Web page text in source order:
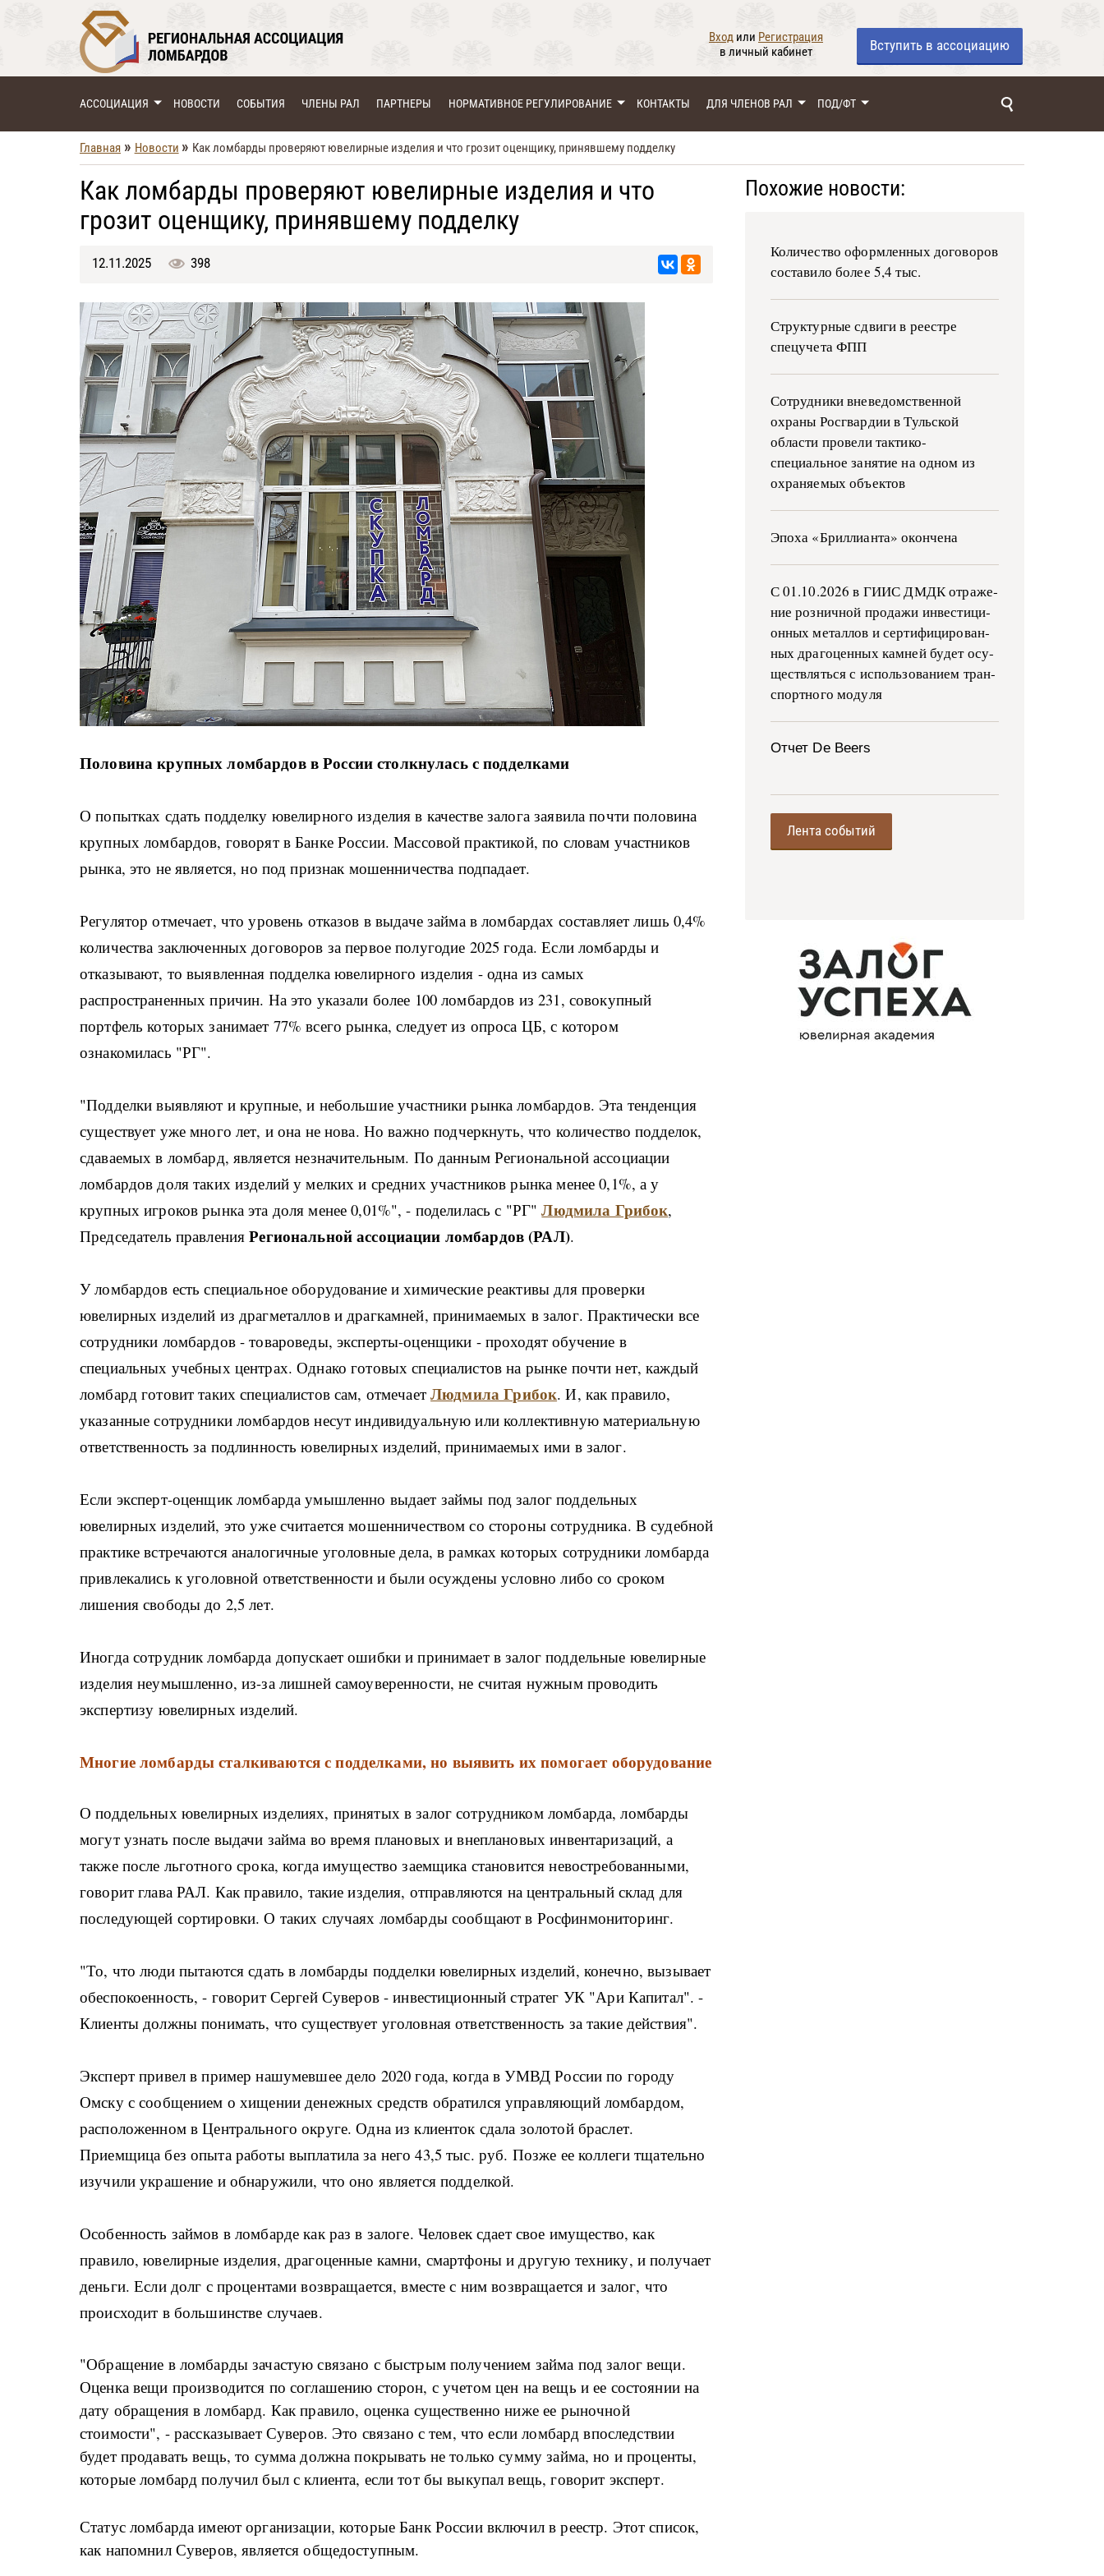
Вход или Регистрация
в личный кабинет
Вступить в ассоциацию
АССОЦИАЦИЯ НОВОСТИ СОБЫТИЯ ЧЛЕНЫ РАЛ ПАРТНЕРЫ НОРМАТИВНОЕ РЕГУЛИРОВАНИЕ КОНТАКТЫ ДЛЯ ЧЛЕНОВ РАЛ ПОД/ФТ
Главная » Новости » Как ломбарды проверяют ювелирные изделия и что грозит оценщику, принявшему подделку
Как ломбарды проверяют ювелирные изделия и что
грозит оценщику, принявшему подделку
12.11.2025 398
Половина крупных ломбардов в России столкнулась с подделками
О попытках сдать подделку ювелирного изделия в качестве залога заявила почти половина
крупных ломбардов, говорят в Банке России. Массовой практикой, по словам участников
рынка, это не является, но под признак мошенничества подпадает.
Регулятор отмечает, что уровень отказов в выдаче займа в ломбардах составляет лишь 0,4%
количества заключенных договоров за первое полугодие 2025 года. Если ломбарды и
отказывают, то выявленная подделка ювелирного изделия - одна из самых
распространенных причин. На это указали более 100 ломбардов из 231, совокупный
портфель которых занимает 77% всего рынка, следует из опроса ЦБ, с котором
ознакомилась "РГ".
"Подделки выявляют и крупные, и небольшие участники рынка ломбардов. Эта тенденция
существует уже много лет, и она не нова. Но важно подчеркнуть, что количество подделок,
сдаваемых в ломбард, является незначительным. По данным Региональной ассоциации
ломбардов доля таких изделий у мелких и средних участников рынка менее 0,1%, а у
крупных игроков рынка эта доля менее 0,01%", - поделилась с "РГ"Людмила Грибок,
Председатель правленияРегиональной ассоциации ломбардов (РАЛ).
У ломбардов есть специальное оборудование и химические реактивы для проверки
ювелирных изделий из драгметаллов и драгкамней, принимаемых в залог. Практически все
сотрудники ломбардов - товароведы, эксперты-оценщики - проходят обучение в
специальных учебных центрах. Однако готовых специалистов на рынке почти нет, каждый
ломбард готовит таких специалистов сам, отмечаетЛюдмила Грибок. И, как правило,
указанные сотрудники ломбардов несут индивидуальную или коллективную материальную
ответственность за подлинность ювелирных изделий, принимаемых ими в залог.
Если эксперт-оценщик ломбарда умышленно выдает займы под залог поддельных
ювелирных изделий, это уже считается мошенничеством со стороны сотрудника. В судебной
практике встречаются аналогичные уголовные дела, в рамках которых сотрудники ломбарда
привлекались к уголовной ответственности и были осуждены условно либо со сроком
лишения свободы до 2,5 лет.
Иногда сотрудник ломбарда допускает ошибки и принимает в залог поддельные ювелирные
изделия неумышленно, из-за лишней самоуверенности, не считая нужным проводить
экспертизу ювелирных изделий.
Многие ломбарды сталкиваются с подделками, но выявить их помогает оборудование
О поддельных ювелирных изделиях, принятых в залог сотрудником ломбарда, ломбарды
могут узнать после выдачи займа во время плановых и внеплановых инвентаризаций, а
также после льготного срока, когда имущество заемщика становится невостребованными,
говорит глава РАЛ. Как правило, такие изделия, отправляются на центральный склад для
последующей сортировки. О таких случаях ломбарды сообщают в Росфинмониторинг.
"То, что люди пытаются сдать в ломбарды подделки ювелирных изделий, конечно, вызывает
обеспокоенность, - говорит Сергей Суверов - инвестиционный стратег УК "Ари Капитал". -
Клиенты должны понимать, что существует уголовная ответственность за такие действия".
Эксперт привел в пример нашумевшее дело 2020 года, когда в УМВД России по городу
Омску с сообщением о хищении денежных средств обратился управляющий ломбардом,
расположенном в Центрального округе. Одна из клиенток сдала золотой браслет.
Приемщица без опыта работы выплатила за него 43,5 тыс. руб. Позже ее коллеги тщательно
изучили украшение и обнаружили, что оно является подделкой.
Особенность займов в ломбарде как раз в залоге. Человек сдает свое имущество, как
правило, ювелирные изделия, драгоценные камни, смартфоны и другую технику, и получает
деньги. Если долг с процентами возвращается, вместе с ним возвращается и залог, что
происходит в большинстве случаев.
"Обращение в ломбарды зачастую связано с быстрым получением займа под залог вещи.
Оценка вещи производится по соглашению сторон, с учетом цен на вещь и ее состоянии на
дату обращения в ломбард. Как правило, оценка существенно ниже ее рыночной
стоимости", - рассказывает Суверов. Это связано с тем, что если ломбард впоследствии
будет продавать вещь, то сумма должна покрывать не только сумму займа, но и проценты,
которые ломбард получил был с клиента, если тот бы выкупал вещь, говорит эксперт.
Статус ломбарда имеют организации, которые Банк России включил в реестр. Этот список,
как напомнил Суверов, является общедоступным.
Похожие новости:
Количество оформленных договоров
составило более 5,4 тыс.
Структурные сдвиги в реестре
спецучета ФПП
Сотрудники вневедомственной
охраны Росгвардии в Тульской
области провели тактико-
специальное занятие на одном из
охраняемых объектов
Эпоха «Бриллианта» окончена
С 01.10.2026 в ГИИС ДМДК от­ра­же­
ние роз­ни­ч­ной про­да­жи ин­ве­сти­ци­
он­ных ме­тал­лов и сер­ти­фи­ци­ро­ван­
ных дра­го­цен­ных ка­м­ней бу­дет осу­
ще­ств­лять­ся с ис­поль­зо­ва­ни­ем тран­
с­пор­т­но­го мо­ду­ля
Отчет De Beers
Лента событий